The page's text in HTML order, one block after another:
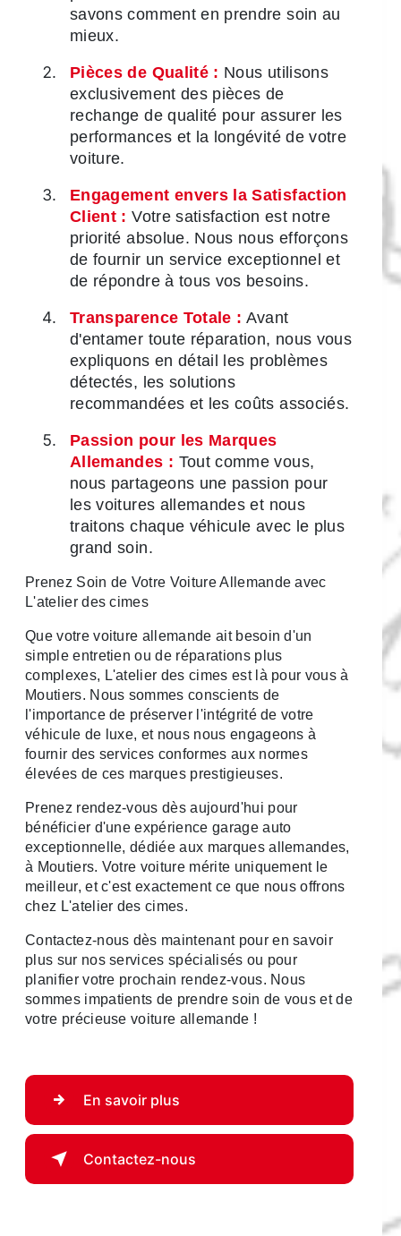
savons comment en prendre soin au
mieux.
Pièces de Qualité : Nous utilisons
exclusivement des pièces de
rechange de qualité pour assurer les
performances et la longévité de votre
voiture.
Engagement envers la Satisfaction
Client : Votre satisfaction est notre
priorité absolue. Nous nous efforçons
de fournir un service exceptionnel et
de répondre à tous vos besoins.
Transparence Totale : Avant
d'entamer toute réparation, nous vous
expliquons en détail les problèmes
détectés, les solutions
recommandées et les coûts associés.
Passion pour les Marques
Allemandes : Tout comme vous,
nous partageons une passion pour
les voitures allemandes et nous
traitons chaque véhicule avec le plus
grand soin.
Prenez Soin de Votre Voiture Allemande avec
L'atelier des cimes
Que votre voiture allemande ait besoin d'un
simple entretien ou de réparations plus
complexes, L'atelier des cimes est là pour vous à
Moutiers. Nous sommes conscients de
l'importance de préserver l'intégrité de votre
véhicule de luxe, et nous nous engageons à
fournir des services conformes aux normes
élevées de ces marques prestigieuses.
Prenez rendez-vous dès aujourd'hui pour
bénéficier d'une expérience garage auto
exceptionnelle, dédiée aux marques allemandes,
à Moutiers. Votre voiture mérite uniquement le
meilleur, et c'est exactement ce que nous offrons
chez L'atelier des cimes.
Contactez-nous dès maintenant pour en savoir
plus sur nos services spécialisés ou pour
planifier votre prochain rendez-vous. Nous
sommes impatients de prendre soin de vous et de
votre précieuse voiture allemande !
En savoir plus
Contactez-nous